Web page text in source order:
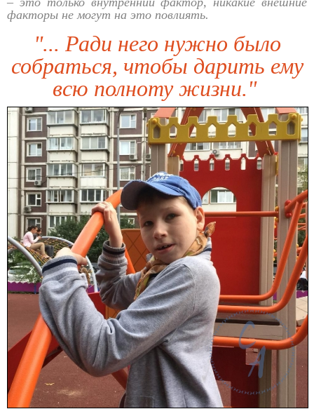
факторы не могут на это повлиять.
"... Ради него нужно было
собраться, чтобы дарить ему
всю полноту жизни."